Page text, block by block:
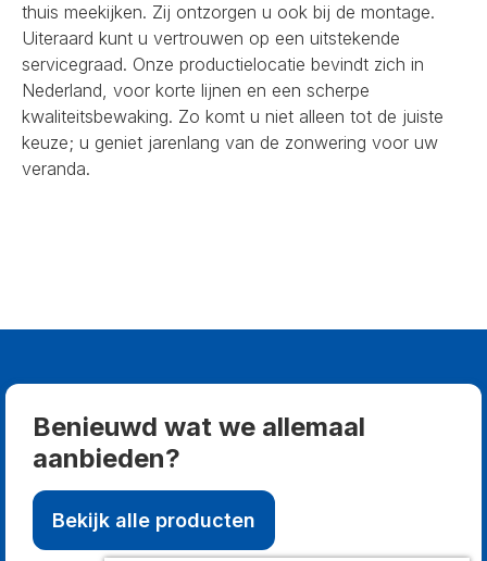
thuis meekijken. Zij ontzorgen u ook bij de montage.
Uiteraard kunt u vertrouwen op een uitstekende
servicegraad. Onze productielocatie bevindt zich in
Nederland, voor korte lijnen en een scherpe
kwaliteitsbewaking. Zo komt u niet alleen tot de juiste
keuze; u geniet jarenlang van de zonwering voor uw
veranda.
Benieuwd wat we allemaal
aanbieden?
Bekijk alle producten